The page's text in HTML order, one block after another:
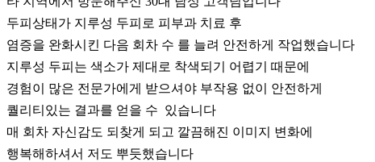
두피상태가 지루성 두피로 피부과 치료 후
염증을 완화시킨 다음 회차 수 를 늘려 안전하게 작업했습니다
지루성 두피는 색소가 제대로 착색되기 어렵기 때문에
경험이 많은 전문가에게 받으셔야 부작용 없이 안전하게
퀄리티있는 결과를 얻을 수 있습니다
매 회차 자신감도 되찾게 되고 깔끔해진 이미지 변화에
행복해하셔서 저도 뿌듯했습니다